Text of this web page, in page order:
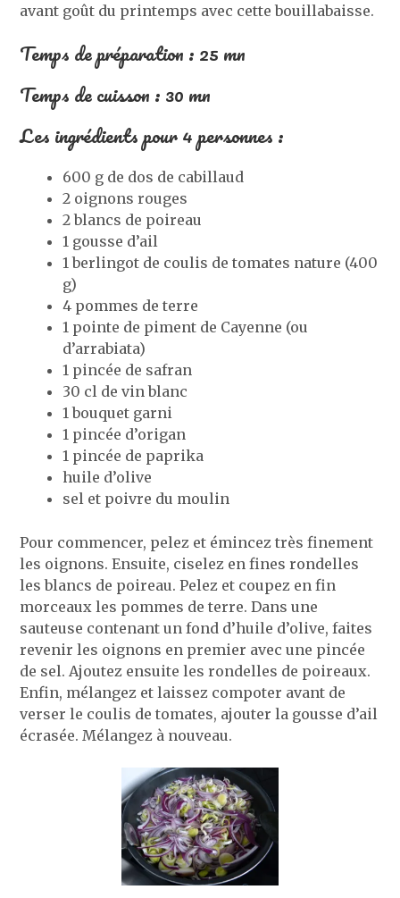
avant goût du printemps avec cette bouillabaisse.
Temps de préparation : 25 mn
Temps de cuisson : 30 mn
Les ingrédients pour 4 personnes :
600 g de dos de cabillaud
2 oignons rouges
2 blancs de poireau
1 gousse d’ail
1 berlingot de coulis de tomates nature (400
g)
4 pommes de terre
1 pointe de piment de Cayenne (ou
d’arrabiata)
1 pincée de safran
30 cl de vin blanc
1 bouquet garni
1 pincée d’origan
1 pincée de paprika
huile d’olive
sel et poivre du moulin
Pour commencer, pelez et émincez très finement
les oignons. Ensuite, ciselez en fines rondelles
les blancs de poireau. Pelez et coupez en fin
morceaux les pommes de terre. Dans une
sauteuse contenant un fond d’huile d’olive, faites
revenir les oignons en premier avec une pincée
de sel. Ajoutez ensuite les rondelles de poireaux.
Enfin, mélangez et laissez compoter avant de
verser le coulis de tomates, ajouter la gousse d’ail
écrasée. Mélangez à nouveau.